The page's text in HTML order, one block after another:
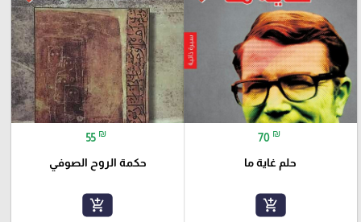
70 ₪
حلم غاية ما
add_shopping_cart
55 ₪
حكمة الروح الصوفي
add_shopping_cart